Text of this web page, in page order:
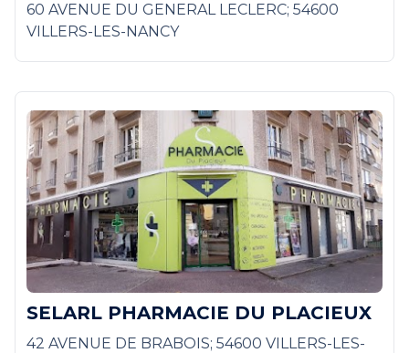
60 AVENUE DU GENERAL LECLERC; 54600
VILLERS-LES-NANCY
SELARL PHARMACIE DU PLACIEUX
42 AVENUE DE BRABOIS; 54600 VILLERS-LES-